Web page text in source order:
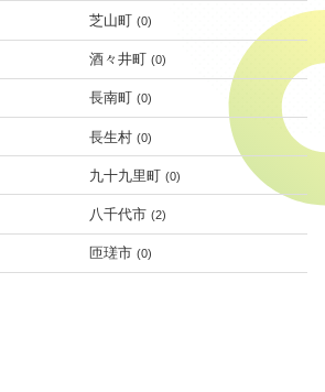
芝山町 (0)
酒々井町 (0)
長南町 (0)
長生村 (0)
九十九里町 (0)
八千代市 (2)
匝瑳市 (0)